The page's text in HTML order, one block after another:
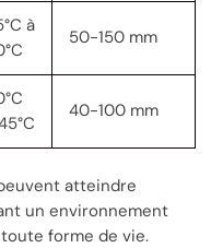
à
50-150 mm
40-100 mm
atteindre
un environnement
forme de vie.